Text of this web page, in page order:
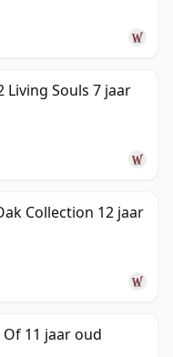
Living Souls 7 jaar
Collection 12 jaar
11 jaar oud